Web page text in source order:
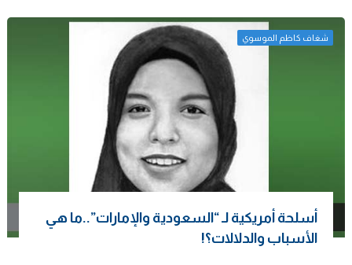
شغاف كاظم الموسوي
أسلحة أمريكية لـ “السعودية والإمارات”..ما هي
الأسباب والدلالات؟!